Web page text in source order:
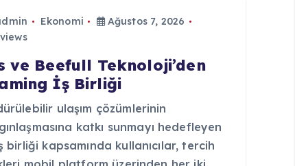
Ekonomi
Ağustos 7, 2026
ve Beefull Teknoloji’den
İş Birliği
ulaşım çözümlerinin
katkı sunmayı hedefleyen
birliği kapsamında kullanıcılar, tercih